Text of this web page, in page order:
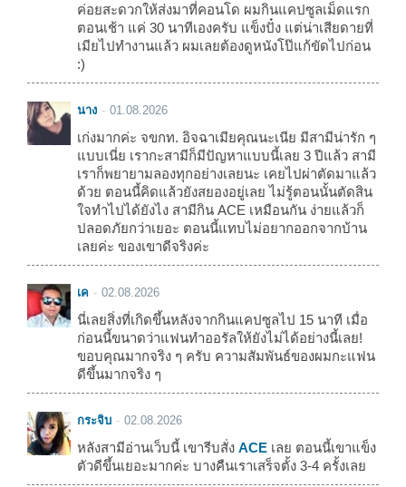
ค่อยสะดวกให้ส่งมาที่คอนโด ผมกินแคปซูลเม็ดแรก
ตอนเช้า แค่ 30 นาทีเองครับ แข็งปั๋ง แต่น่าเสียดายที่
เมียไปทำงานแล้ว ผมเลยต้องดูหนังโป๊แก้ขัดไปก่อน
:)
นาง 01.08.2026
เก่งมากค่ะ จขกท. อิจฉาเมียคุณนะเนีย มีสามีน่ารัก ๆ
แบบเนี่ย เรากะสามีก็มีปัญหาแบบนี้เลย 3 ปีแล้ว สามี
เราก็พยายามลองทุกอย่างเลยนะ เคยไปผ่าตัดมาแล้ว
ด้วย ตอนนี้คิดแล้วยังสยองอยู่เลย ไม่รู้ตอนนั้นตัดสิน
ใจทำไปได้ยังไง สามีกิน ACE เหมือนกัน ง่ายแล้วก็
ปลอดภัยกว่าเยอะ ตอนนี้แทบไม่อยากออกจากบ้าน
เลยค่ะ ของเขาดีจริงค่ะ
เค 02.08.2026
นี่เลยสิ่งที่เกิดขึ้นหลังจากกินแคปซูลไป 15 นาที เมื่อ
ก่อนนี้ขนาดว่าแฟนทำออรัลให้ยังไม่ได้อย่างนี้เลย!
ขอบคุณมากจริง ๆ ครับ ความสัมพันธ์ของผมกะแฟน
ดีขึ้นมากจริง ๆ
กระจิบ 02.08.2026
หลังสามีอ่านเว็บนี้ เขารีบสั่ง ACE เลย ตอนนี้เขาแข็ง
ตัวดีขึ้นเยอะมากค่ะ บางคืนเราเสร็จตั้ง 3-4 ครั้งเลย